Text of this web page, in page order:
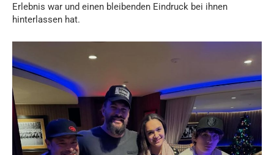
Erlebnis war und einen bleibenden Eindruck bei ihnen
hinterlassen hat.